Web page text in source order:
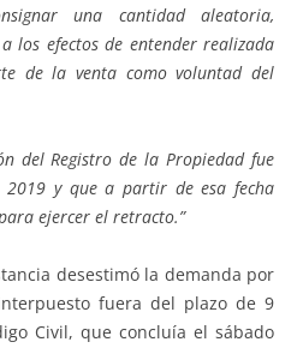
una cantidad aleatoria,
los efectos de entender realizada
de la venta como voluntad del
del Registro de la Propiedad fue
y que a partir de esa fecha
ejercer el retracto.”
desestimó la demanda por
fuera del plazo de 9
Civil, que concluía el sábado